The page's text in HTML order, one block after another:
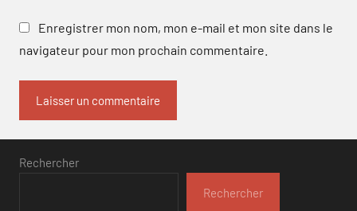
Enregistrer mon nom, mon e-mail et mon site dans le
navigateur pour mon prochain commentaire.
Rechercher
Rechercher